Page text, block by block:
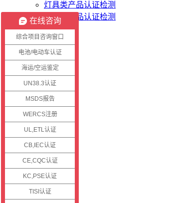
灯具类产品认证检测
无线类产品认证检测
客服系统
客户登录
证书查询
报告查询
认证资讯
公司新闻
认证资讯
技术资讯
认证案例
在线咨询
综合项目咨询窗口
电池/电动车认证
海运/空运鉴定
UN38.3认证
MSDS报告
WERCS注册
UL,ETL认证
CB,IEC认证
CE,CQC认证
KC,PSE认证
TISI认证